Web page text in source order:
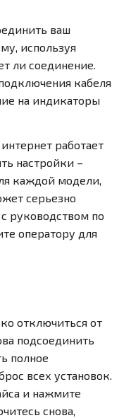
ваш
используя
ли соединение.
кабеля
на индикаторы
работает
настройки –
каждой модели,
серьезно
руководством по
оператору для
отключиться от
подсоединить
полное
всех установок.
и нажмите
снова,